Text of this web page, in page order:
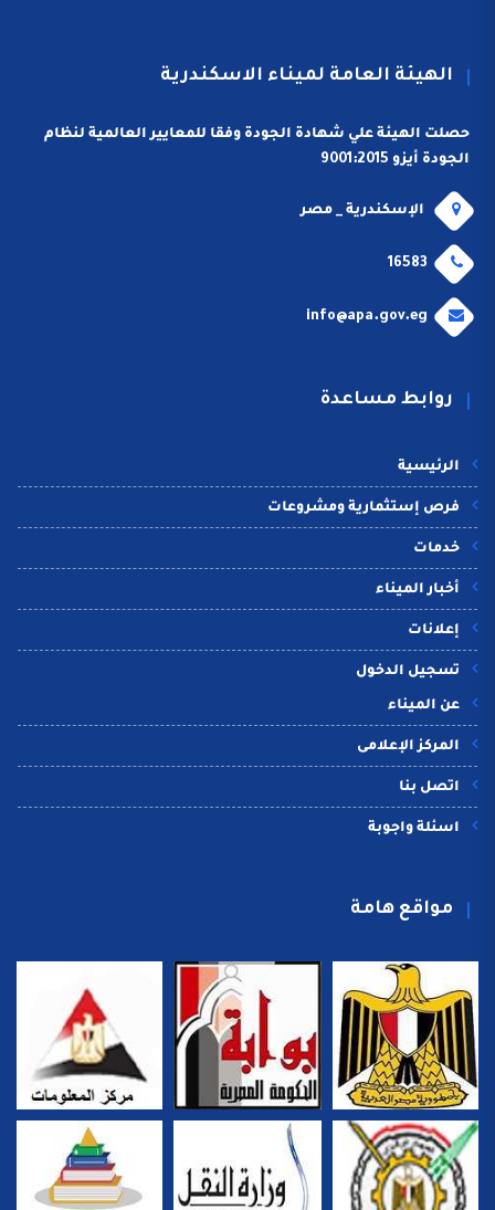
الهيئة العامة لميناء الاسكندرية
حصلت الهيئة علي شهادة الجودة وفقا للمعايير العالمية لنظام
الجودة أيزو 9001:2015
الإسكندرية _ مصر
16583
info@apa.gov.eg
روابط مساعدة
الرئيسية
فرص إستثمارية ومشروعات
خدمات
أخبار الميناء
إعلانات
تسجيل الدخول
عن الميناء
المركز الإعلامى
اتصل بنا
اسئلة واجوبة
مواقع هامة